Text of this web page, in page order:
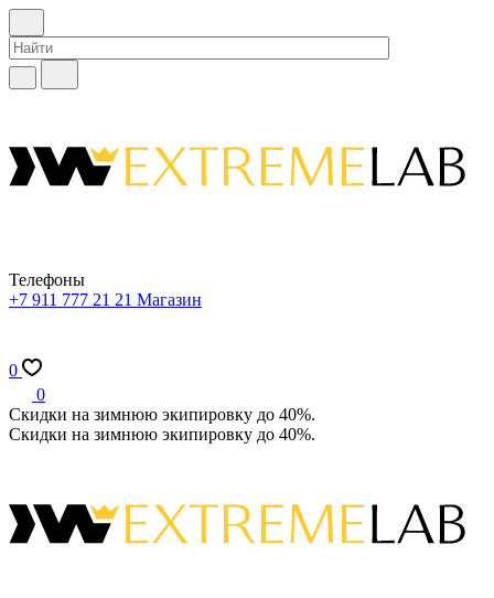
Телефоны
+7 911 777 21 21 Магазин
0
0
Скидки на зимнюю экипировку до 40%.
Скидки на зимнюю экипировку до 40%.